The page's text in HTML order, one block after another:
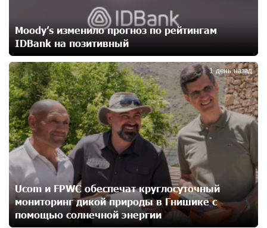
Новые финансовые навыки на «Давидбекских
играх»: Idram&IDBank
Кругом война. А вас вводят в заблуждение. Аршак
Карапетян
17 дней назад
Центр продаж и обслуживания Ucom в Егварде
возобновил работу по новому адресу — ул.
Ереванян, 3/47
17 дней назад
До 25% idcoin-ов при покупке авиабилетов Flyone:
Idram&IDBank
Moody’s изменило прогноз по рейтингам
IDBank на позитивный
Ucom и FPWC обеспечат круглосуточный
мониторинг дикой природы в Гнишике с
помощью солнечной энергии
1 день назад
2